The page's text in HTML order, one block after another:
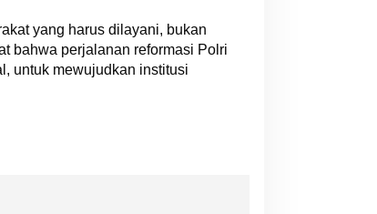
yang harus dilayani, bukan
bahwa perjalanan reformasi Polri
untuk mewujudkan institusi